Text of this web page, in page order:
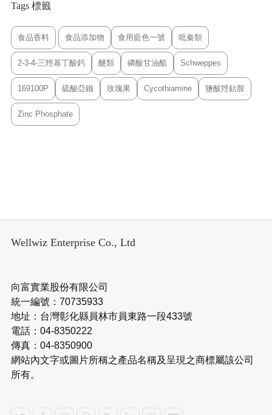
Tags 標籤
食品香料 食品添加物 食用藍色一號 吡秦類
2-3-4-三羥基丁酸鈣 醚類 磷酸甘油酯 Schweppes
169100P 硫酸亞鐵 玫瑰果 Cycothiamine 鹽酸羥鈷胺
Zinc Phosphate
Wellwiz Enterprise Co., Ltd
向富實業股份有限公司
統一編號：70735933
地址：台灣彰化縣員林市員東路一段433號
電話：04-8350222
傳真：04-8350900
網站內文字或圖片所稱之產品名稱及呈現之商標屬該公司
所有。